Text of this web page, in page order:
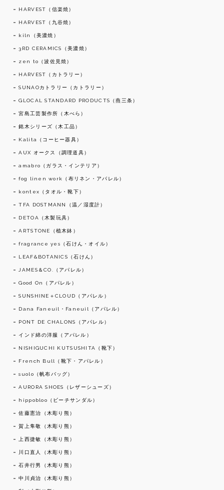
HARVEST（信楽焼）
HARVEST（九谷焼）
kiln（美濃焼）
3RD CERAMICS（美濃焼）
zen to（波佐見焼）
HARVEST（カトラリー）
SUNAOカトラリー（カトラリー）
GLOCAL STANDARD PRODUCTS（燕三条）
宮島工芸製作所（木べら）
銘木シリーズ（木工品）
Kalita（コーヒー器具）
AUX オークス（調理道具）
amabro（ガラス・インテリア）
fog linen work（布リネン・アパレル）
kontex（タオル・靴下）
TFA DOSTMANN（温／湿度計）
DETOA（木製玩具）
ARTSTONE（植木鉢）
fragrance yes（石けん・オイル）
LEAF&BOTANICS（石けん）
JAMES＆CO.（アパレル）
Good On（アパレル）
SUNSHINE＋CLOUD（アパレル）
Dana Faneuil・Faneuil（アパレル）
PONT DE CHALONS（アパレル）
インド綿の洋服（アパレル）
NISHIGUCHI KUTSUSHITA（靴下）
French Bull（靴下・アパレル）
suolo（帆布バッグ）
AURORA SHOES（レザーシューズ）
hippobloo（ビーチサンダル）
佐藤憲治（木彫り熊）
賀上隼敬（木彫り熊）
上西捷敏（木彫り熊）
川口直人（木彫り熊）
石井行男（木彫り熊）
中川貞治（木彫り熊）